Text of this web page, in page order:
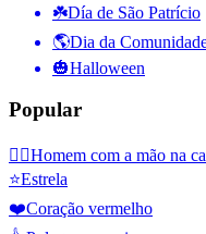
☘️Día de São Patrício
🌎Dia da
🎃Halloween
Popular
🤦‍♂️Homem com a mão na
⭐Estrela
❤️Coração vermelho